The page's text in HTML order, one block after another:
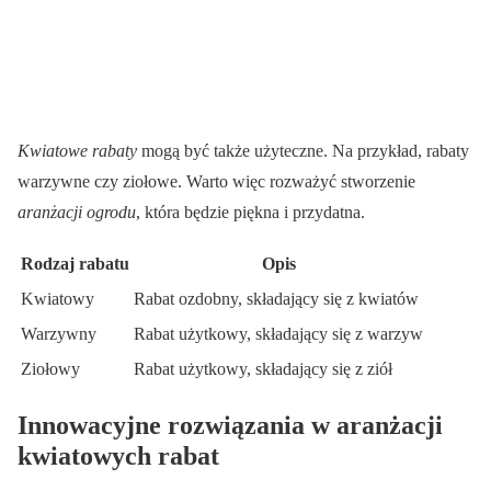
Kwiatowe rabaty mogą być także użyteczne. Na przykład, rabaty
warzywne czy ziołowe. Warto więc rozważyć stworzenie
aranżacji ogrodu, która będzie piękna i przydatna.
Rodzaj rabatu
Opis
Kwiatowy
Rabat ozdobny, składający się z kwiatów
Warzywny
Rabat użytkowy, składający się z warzyw
Ziołowy
Rabat użytkowy, składający się z ziół
Innowacyjne rozwiązania w aranżacji
kwiatowych rabat